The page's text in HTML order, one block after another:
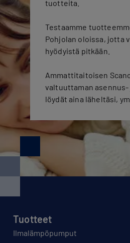
tuotteita.
Testaamme
Pohjolan oloissa, jotta
hyödyistä pitkään.
Ammattitaitoisen
valtuuttaman
löydät aina läheltäsi,
Tuotteet
Ilmalämpöpumput